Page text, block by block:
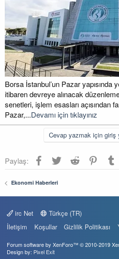
i
h
i
Borsa İstanbul’un Pazar yapısında
itibaren devreye alınacak
senetleri, işlem esasları açısından
Pazar,...Devamı için tıklayınız
Cevap yazmak için giriş
Paylaş: Facebook
TwitterReddit
Ekonomi Haberleri
irc Net
Türkçe (TR)
İletişim
Koşullar Gizlilik Politikası
Forum software by XenForo™© 2010-2019
Design by: Pixel Exit